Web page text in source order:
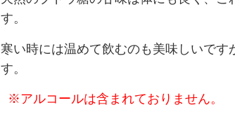
す。
寒い時には温めて飲むのも美味しいで
す。
※アルコールは含まれておりません。